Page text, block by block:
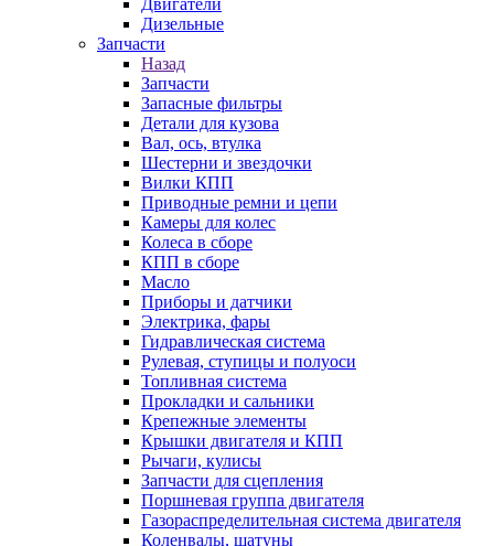
Двигатели
Дизельные
Запчасти
Назад
Запчасти
Запасные фильтры
Детали для кузова
Вал, ось, втулка
Шестерни и звездочки
Вилки КПП
Приводные ремни и цепи
Камеры для колес
Колеса в сборе
КПП в сборе
Масло
Приборы и датчики
Электрика, фары
Гидравлическая система
Рулевая, ступицы и полуоси
Топливная система
Прокладки и сальники
Крепежные элементы
Крышки двигателя и КПП
Рычаги, кулисы
Запчасти для сцепления
Поршневая группа двигателя
Газораспределительная система двигателя
Коленвалы, шатуны